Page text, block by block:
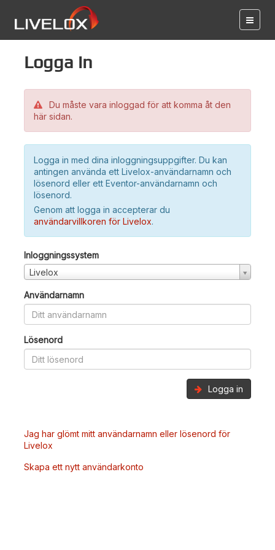
Logga in
Du måste vara inloggad för att komma åt den
här sidan.
Logga in med dina inloggningsuppgifter. Du kan
antingen använda ett Livelox-användarnamn och
lösenord eller ett Eventor-användarnamn och
lösenord.
Genom att logga in accepterar du
användarvillkoren för Livelox.
Inloggningssystem
Livelox
Användarnamn
Lösenord
Logga in
Jag har glömt mitt användarnamn eller lösenord för
Livelox
Skapa ett nytt användarkonto